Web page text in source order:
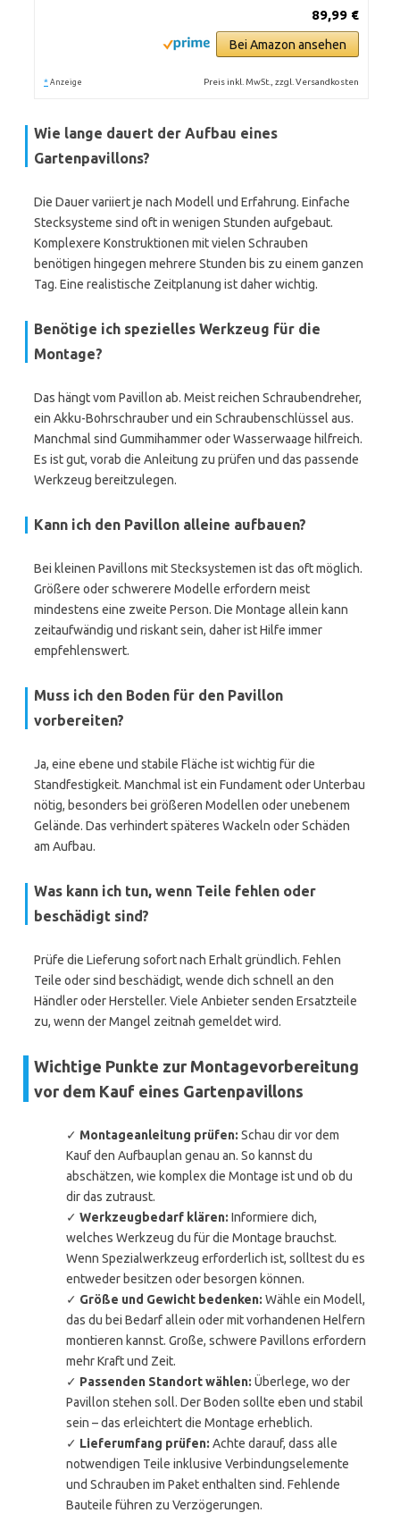
89,99 €
Bei Amazon ansehen
* Anzeige Preis inkl. MwSt., zzgl. Versandkosten
Wie lange dauert der Aufbau eines
Gartenpavillons?
Die Dauer variiert je nach Modell und Erfahrung. Einfache
Stecksysteme sind oft in wenigen Stunden aufgebaut.
Komplexere Konstruktionen mit vielen Schrauben
benötigen hingegen mehrere Stunden bis zu einem ganzen
Tag. Eine realistische Zeitplanung ist daher wichtig.
Benötige ich spezielles Werkzeug für die
Montage?
Das hängt vom Pavillon ab. Meist reichen Schraubendreher,
ein Akku-Bohrschrauber und ein Schraubenschlüssel aus.
Manchmal sind Gummihammer oder Wasserwaage hilfreich.
Es ist gut, vorab die Anleitung zu prüfen und das passende
Werkzeug bereitzulegen.
Kann ich den Pavillon alleine aufbauen?
Bei kleinen Pavillons mit Stecksystemen ist das oft möglich.
Größere oder schwerere Modelle erfordern meist
mindestens eine zweite Person. Die Montage allein kann
zeitaufwändig und riskant sein, daher ist Hilfe immer
empfehlenswert.
Muss ich den Boden für den Pavillon
vorbereiten?
Ja, eine ebene und stabile Fläche ist wichtig für die
Standfestigkeit. Manchmal ist ein Fundament oder Unterbau
nötig, besonders bei größeren Modellen oder unebenem
Gelände. Das verhindert späteres Wackeln oder Schäden
am Aufbau.
Was kann ich tun, wenn Teile fehlen oder
beschädigt sind?
Prüfe die Lieferung sofort nach Erhalt gründlich. Fehlen
Teile oder sind beschädigt, wende dich schnell an den
Händler oder Hersteller. Viele Anbieter senden Ersatzteile
zu, wenn der Mangel zeitnah gemeldet wird.
Wichtige Punkte zur Montagevorbereitung
vor dem Kauf eines Gartenpavillons
✓ Montageanleitung prüfen: Schau dir vor dem
Kauf den Aufbauplan genau an. So kannst du
abschätzen, wie komplex die Montage ist und ob du
dir das zutraust.
✓ Werkzeugbedarf klären: Informiere dich,
welches Werkzeug du für die Montage brauchst.
Wenn Spezialwerkzeug erforderlich ist, solltest du es
entweder besitzen oder besorgen können.
✓ Größe und Gewicht bedenken: Wähle ein Modell,
das du bei Bedarf allein oder mit vorhandenen Helfern
montieren kannst. Große, schwere Pavillons erfordern
mehr Kraft und Zeit.
✓ Passenden Standort wählen: Überlege, wo der
Pavillon stehen soll. Der Boden sollte eben und stabil
sein – das erleichtert die Montage erheblich.
✓ Lieferumfang prüfen: Achte darauf, dass alle
notwendigen Teile inklusive Verbindungselemente
und Schrauben im Paket enthalten sind. Fehlende
Bauteile führen zu Verzögerungen.